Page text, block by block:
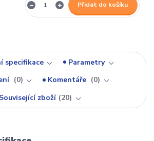
Přidat do košíku
specifikace
Parametry
0 Komentáře
0
Související zboží 20